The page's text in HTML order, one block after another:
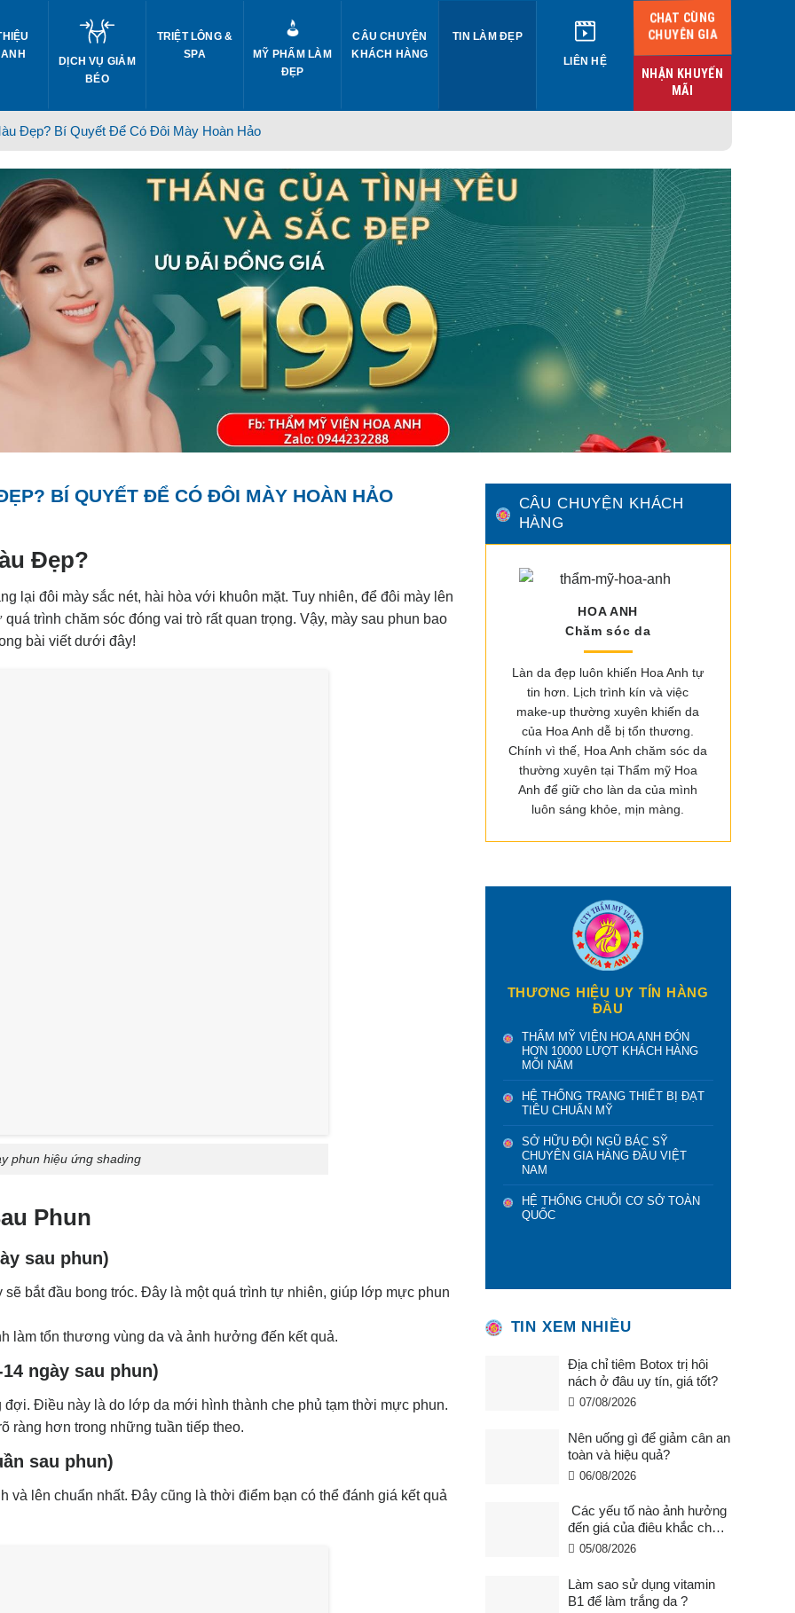
DỊCH VỤ GIẢM
BÉO
TRIỆT LÔNG &
SPA
MỸ PHẨM LÀM
ĐẸP
CÂU CHUYỆN
KHÁCH HÀNG
TIN LÀM ĐẸP
LIÊN HỆ
CHAT CÙNG
CHUYÊN GIA
NHẬN KHUYẾN
MÃI
Đẹp? Bí Quyết Để Có Đôi Mày Hoàn Hảo
BÍ QUYẾT ĐỂ CÓ ĐÔI MÀY HOÀN HẢO
Đẹp?
lại đôi mày sắc nét, hài hòa với khuôn mặt. Tuy nhiên, để đôi mày lên
trình chăm sóc đóng vai trò rất quan trọng. Vậy, mày sau phun bao
bài viết dưới đây!
phun hiệu ứng shading
Phun
sau phun)
bắt đầu bong tróc. Đây là một quá trình tự nhiên, giúp lớp mực phun
làm tổn thương vùng da và ảnh hưởng đến kết quả.
ngày sau phun)
Điều này là do lớp da mới hình thành che phủ tạm thời mực phun.
ràng hơn trong những tuần tiếp theo.
sau phun)
và lên chuẩn nhất. Đây cũng là thời điểm bạn có thể đánh giá kết quả
CÂU CHUYỆN KHÁCH
HÀNG
HOA ANH
Chăm sóc da
Làn da đẹp luôn khiến Hoa Anh tự
tin hơn. Lịch trình kín và việc
make-up thường xuyên khiến da
của Hoa Anh dễ bị tổn thương.
Chính vì thế, Hoa Anh chăm sóc da
thường xuyên tại Thẩm mỹ Hoa
Anh để giữ cho làn da của mình
luôn sáng khỏe, mịn màng.
THƯƠNG HIỆU UY TÍN HÀNG
ĐẦU
THẨM MỸ VIỆN HOA ANH ĐÓN
HƠN 10000 LƯỢT KHÁCH HÀNG
MỖI NĂM
HỆ THỐNG TRANG THIẾT BỊ ĐẠT
TIÊU CHUẨN MỸ
SỞ HỮU ĐỘI NGŨ BÁC SỸ
CHUYÊN GIA HÀNG ĐẦU VIỆT
NAM
HỆ THỐNG CHUỖI CƠ SỞ TOÀN
QUỐC
TIN XEM NHIỀU
Địa chỉ tiêm Botox trị hôi
nách ở đâu uy tín, giá tốt?
07/08/2026
Nên uống gì để giảm cân an
toàn và hiệu quả?
06/08/2026
Các yếu tố nào ảnh hưởng
đến giá của điêu khắc chân
mày ?
05/08/2026
Làm sao sử dụng vitamin
B1 để làm trắng da ?